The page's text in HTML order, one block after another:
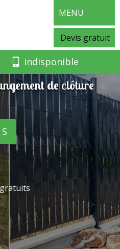
MENU
Devis gratuit
indisponible
de clôture